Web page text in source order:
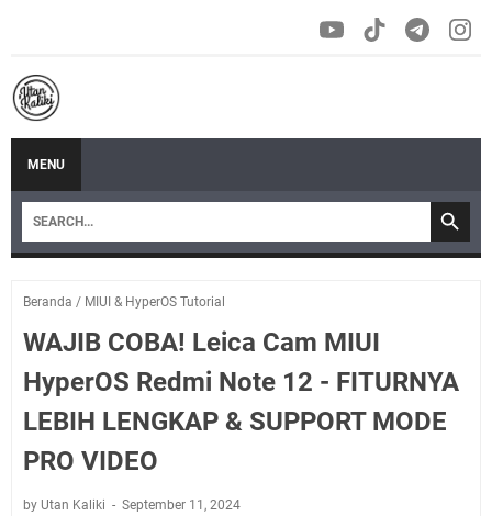
MENU
Beranda / MIUI & HyperOS Tutorial
WAJIB COBA! Leica Cam MIUI
HyperOS Redmi Note 12 - FITURNYA
LEBIH LENGKAP & SUPPORT MODE
PRO VIDEO
by Utan Kaliki September 11, 2024